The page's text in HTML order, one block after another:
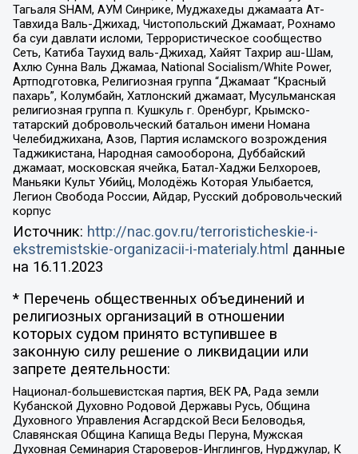
Тагьаля SHAM, АУМ Синрике, Муджахеды джамаата Ат-
Тавхида Валь-Джихад, Чистопольский Джамаат, Рохнамо
ба суи давлати исломи, Террористическое сообщество
Сеть, Катиба Таухид валь-Джихад, Хайят Тахрир аш-Шам,
Ахлю Сунна Валь Джамаа, National Socialism/White Power,
Артподготовка, Религиозная группа “Джамаат “Красный
пахарь”, Колумбайн, Хатлонский джамаат, Мусульманская
религиозная группа п. Кушкуль г. Оренбург, Крымско-
татарский добровольческий батальон имени Номана
Челебиджихана, Азов, Партия исламского возрождения
Таджикистана, Народная самооборона, Дуббайский
джамаат, московская ячейка, Батал-Хаджи Белхороев,
Маньяки Культ Убийц, Молодёжь Которая Улыбается,
Легион Свобода России, Айдар, Русский добровольческий
корпус
Источник: http://nac.gov.ru/terroristicheskie-i-
ekstremistskie-organizacii-i-materialy.html данные
на 16.11.2023
* Перечень общественных объединений и
религиозных организаций в отношении
которых судом принято вступившее в
законную силу решение о ликвидации или
запрете деятельности:
Национал-большевистская партия, ВЕК РА, Рада земли
Кубанской Духовно Родовой Державы Русь, Община
Духовного Управления Асгардской Веси Беловодья,
Славянская Община Капища Веды Перуна, Мужская
Духовная Семинария Староверов-Инглингов, Нурджулар, К